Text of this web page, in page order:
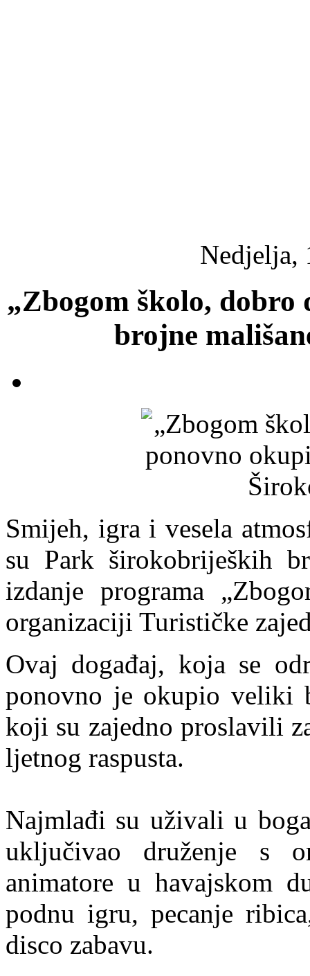
Nedjelja,
„Zbogom školo,
brojne
Smijeh, igra i vesela
su Park širokobrijeških
izdanje programa
organizaciji Turističke
Ovaj događaj, koja se
ponovno je okupio veliki
koji su zajedno proslavili
ljetnog raspusta.
Najmlađi su uživali u
uključivao druženje s
animatore u havajskom
podnu igru, pecanje
disco zabavu.